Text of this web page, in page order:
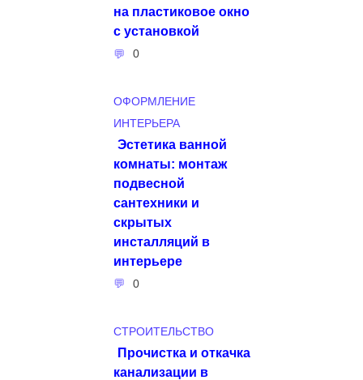
на пластиковое окно
с установкой
0
ОФОРМЛЕНИЕ
ИНТЕРЬЕРА
Эстетика ванной
комнаты: монтаж
подвесной
сантехники и
скрытых
инсталляций в
интерьере
0
СТРОИТЕЛЬСТВО
Прочистка и откачка
канализации в